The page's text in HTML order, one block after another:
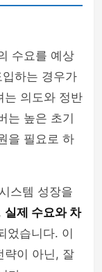
수요를 예상
입하는 경우가
는 의도와 정반
는 높은 초기
을 필요로 하
스템 성장을
실제 수요와 차
었습니다. 이
략이 아닌, 잘